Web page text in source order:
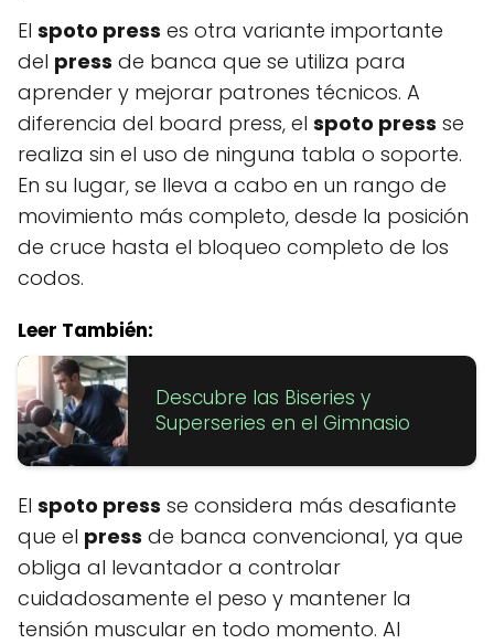
El spoto press es otra variante importante
del press de banca que se utiliza para
aprender y mejorar patrones técnicos. A
diferencia del board press, el spoto press se
realiza sin el uso de ninguna tabla o soporte.
En su lugar, se lleva a cabo en un rango de
movimiento más completo, desde la posición
de cruce hasta el bloqueo completo de los
codos.
Leer También:
Descubre las Biseries y
Superseries en el Gimnasio
El spoto press se considera más desafiante
que el press de banca convencional, ya que
obliga al levantador a controlar
cuidadosamente el peso y mantener la
tensión muscular en todo momento. Al